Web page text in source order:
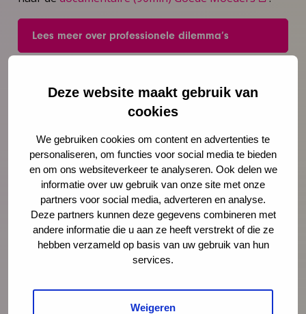
Deze website maakt gebruik van
cookies
We gebruiken cookies om content en advertenties te
personaliseren, om functies voor social media te bieden
en om ons websiteverkeer te analyseren. Ook delen we
informatie over uw gebruik van onze site met onze
partners voor social media, adverteren en analyse.
Deze partners kunnen deze gegevens combineren met
andere informatie die u aan ze heeft verstrekt of die ze
hebben verzameld op basis van uw gebruik van hun
services.
Weigeren
Lees meer over professionele dilemma’s
Meer weten?
Mark Weghorst
mweghorst@ncj.nl